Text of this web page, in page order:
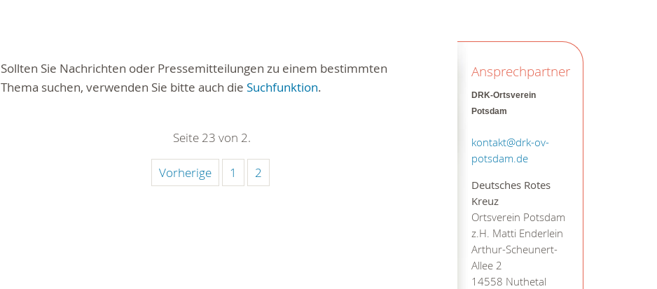
Ansprechpartner
DRK-Ortsverein
Potsdam
kontakt@drk-ov-
potsdam.de
Deutsches Rotes
Kreuz
Ortsverein Potsdam
z.H. Matti Enderlein
Arthur-Scheunert-
Allee 2
14558 Nuthetal
Sollten Sie Nachrichten oder Pressemitteilungen zu einem bestimmten
Thema suchen, verwenden Sie bitte auch die Suchfunktion.
Seite 23 von 2.
Vorherige 1 2